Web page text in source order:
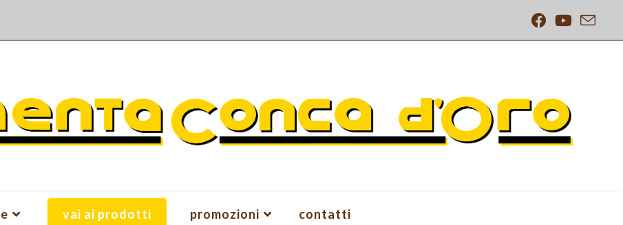
vai ai prodotti promozioni contatti